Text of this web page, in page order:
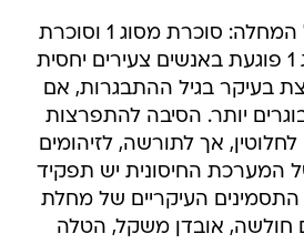
קיימים שני סוגים של המחלה: סוכרת מסוג 1 וסוכרת
מסוג 2. סוכרת מסוג 1 פוגעת באנשים צעירים יחסית
בעיקר בגיל ההתבגרות, אם
יותר. הסיבה להתפרצות
אך לתורשה, לזיהומים
של המערכת החיסונית יש תפקיד
העיקריים של מחלת
מסוג 1 הינם חולשה, אובדן משקל, הטלה